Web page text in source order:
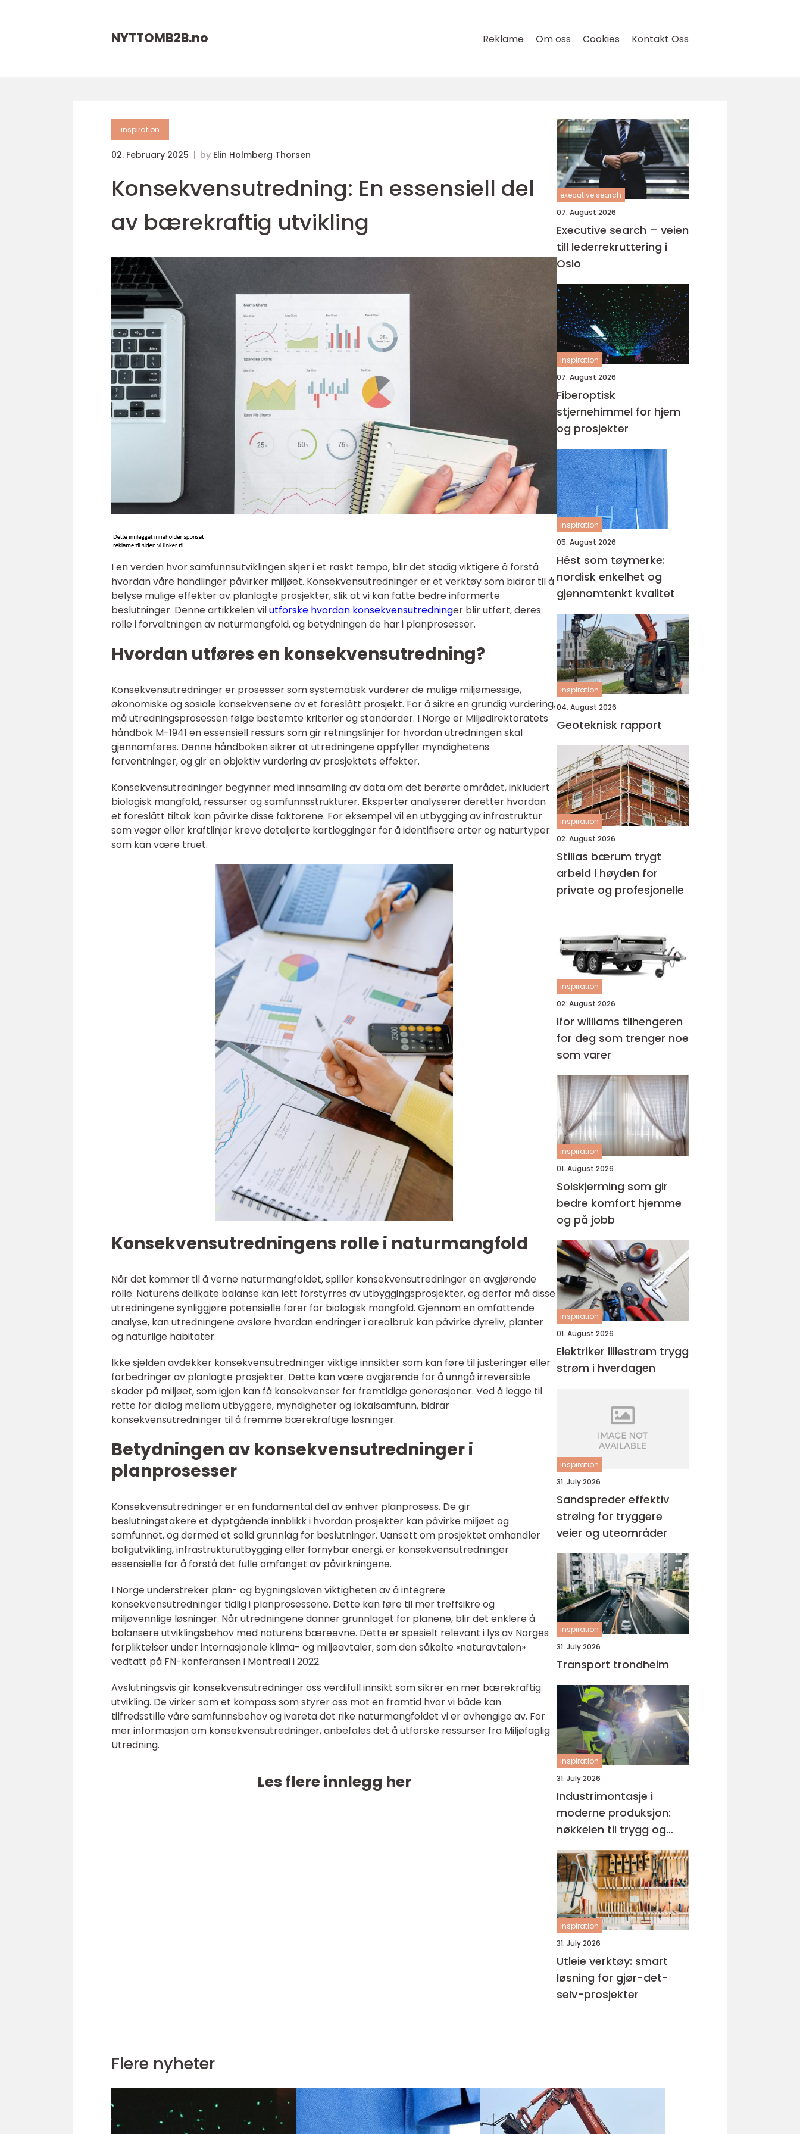
NYTTOMB2B.no Reklame Om oss Cookies Kontakt Oss
inspiration
02. February 2025 by Elin Holmberg Thorsen
Konsekvensutredning: En essensiell del
av bærekraftig utvikling
I en verden hvor samfunnsutviklingen skjer i et raskt tempo, blir det stadig viktigere å forstå
hvordan våre handlinger påvirker miljøet. Konsekvensutredninger er et verktøy som bidrar til å
belyse mulige effekter av planlagte prosjekter, slik at vi kan fatte bedre informerte
beslutninger. Denne artikkelen vilutforske hvordan konsekvensutredninger blir utført, deres
rolle i forvaltningen av naturmangfold, og betydningen de har i planprosesser.
Hvordan utføres en konsekvensutredning?
Konsekvensutredninger er prosesser som systematisk vurderer de mulige miljømessige,
økonomiske og sosiale konsekvensene av et foreslått prosjekt. For å sikre en grundig vurdering,
må utredningsprosessen følge bestemte kriterier og standarder. I Norge er Miljødirektoratets
håndbok M-1941 en essensiell ressurs som gir retningslinjer for hvordan utredningen skal
gjennomføres. Denne håndboken sikrer at utredningene oppfyller myndighetens
forventninger, og gir en objektiv vurdering av prosjektets effekter.
Konsekvensutredninger begynner med innsamling av data om det berørte området, inkludert
biologisk mangfold, ressurser og samfunnsstrukturer. Eksperter analyserer deretter hvordan
et foreslått tiltak kan påvirke disse faktorene. For eksempel vil en utbygging av infrastruktur
som veger eller kraftlinjer kreve detaljerte kartlegginger for å identifisere arter og naturtyper
som kan være truet.
Konsekvensutredningens rolle i naturmangfold
Når det kommer til å verne naturmangfoldet, spiller konsekvensutredninger en avgjørende
rolle. Naturens delikate balanse kan lett forstyrres av utbyggingsprosjekter, og derfor må disse
utredningene synliggjøre potensielle farer for biologisk mangfold. Gjennom en omfattende
analyse, kan utredningene avsløre hvordan endringer i arealbruk kan påvirke dyreliv, planter
og naturlige habitater.
Ikke sjelden avdekker konsekvensutredninger viktige innsikter som kan føre til justeringer eller
forbedringer av planlagte prosjekter. Dette kan være avgjørende for å unngå irreversible
skader på miljøet, som igjen kan få konsekvenser for fremtidige generasjoner. Ved å legge til
rette for dialog mellom utbyggere, myndigheter og lokalsamfunn, bidrar
konsekvensutredninger til å fremme bærekraftige løsninger.
Betydningen av konsekvensutredninger i
planprosesser
Konsekvensutredninger er en fundamental del av enhver planprosess. De gir
beslutningstakere et dyptgående innblikk i hvordan prosjekter kan påvirke miljøet og
samfunnet, og dermed et solid grunnlag for beslutninger. Uansett om prosjektet omhandler
boligutvikling, infrastrukturutbygging eller fornybar energi, er konsekvensutredninger
essensielle for å forstå det fulle omfanget av påvirkningene.
I Norge understreker plan- og bygningsloven viktigheten av å integrere
konsekvensutredninger tidlig i planprosessene. Dette kan føre til mer treffsikre og
miljøvennlige løsninger. Når utredningene danner grunnlaget for planene, blir det enklere å
balansere utviklingsbehov med naturens bæreevne. Dette er spesielt relevant i lys av Norges
forpliktelser under internasjonale klima- og miljøavtaler, som den såkalte «naturavtalen»
vedtatt på FN-konferansen i Montreal i 2022.
Avslutningsvis gir konsekvensutredninger oss verdifull innsikt som sikrer en mer bærekraftig
utvikling. De virker som et kompass som styrer oss mot en framtid hvor vi både kan
tilfredsstille våre samfunnsbehov og ivareta det rike naturmangfoldet vi er avhengige av. For
mer informasjon om konsekvensutredninger, anbefales det å utforske ressurser fra Miljøfaglig
Utredning.
Les flere innlegg her
executive search
07. August 2026
Executive search – veien
till lederrekruttering i
Oslo
inspiration
07. August 2026
Fiberoptisk
stjernehimmel for hjem
og prosjekter
inspiration
05. August 2026
Hést som tøymerke:
nordisk enkelhet og
gjennomtenkt kvalitet
inspiration
04. August 2026
Geoteknisk rapport
inspiration
02. August 2026
Stillas bærum trygt
arbeid i høyden for
private og profesjonelle
inspiration
02. August 2026
Ifor williams tilhengeren
for deg som trenger noe
som varer
inspiration
01. August 2026
Solskjerming som gir
bedre komfort hjemme
og på jobb
inspiration
01. August 2026
Elektriker lillestrøm trygg
strøm i hverdagen
inspiration
31. July 2026
Sandspreder effektiv
strøing for tryggere
veier og uteområder
inspiration
31. July 2026
Transport trondheim
inspiration
31. July 2026
Industrimontasje i
moderne produksjon:
nøkkelen til trygg og
effektiv drift
inspiration
31. July 2026
Utleie verktøy: smart
løsning for gjør-det-
selv-prosjekter
Flere nyheter